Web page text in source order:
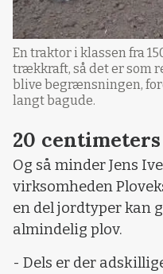
En traktor i klassen fra
trækkraft, så det er som
blive begrænsningen,
langt bagude.
20
Og så minder Jens
virksomheden
en del jordtyper kan
almindelig plov.
- Dels er der